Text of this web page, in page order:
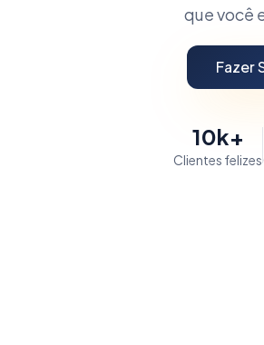
que você
Fazer
10k+
Clientes felizes